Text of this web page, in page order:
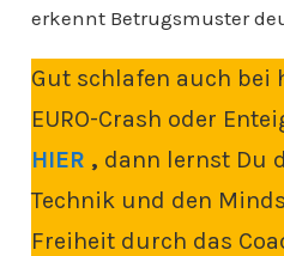
erkennt Betrugsmuster
Gut schlafen auch bei
EURO-Crash oder
HIER , dann lernst Du
Technik und den
Freiheit durch das